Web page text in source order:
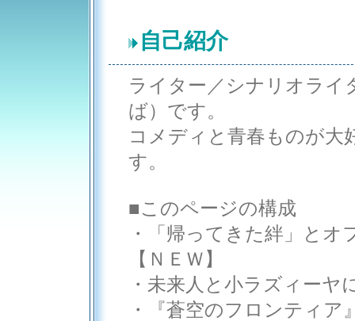
自己紹介
ライター／シナリオライ
ば）です。
コメディと青春ものが大
す。
■このページの構成
・「帰ってきた絆」と
【ＮＥＷ】
・未来人と小ラズィーヤ
・『蒼空のフロンティア